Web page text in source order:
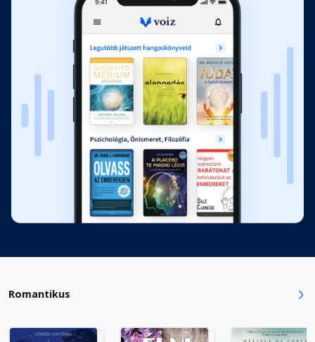
12. Sára
Fejezet hossza: 00:16:48
13. Csók és pofon
Fejezet hossza: 00:09:29
14. Sárkány
Fejezet hossza: 00:24:03
15. Hold és virág
Fejezet hossza: 00:20:55
17. Életem és halálom
Fejezet hossza: 00:10:53
Romantikus